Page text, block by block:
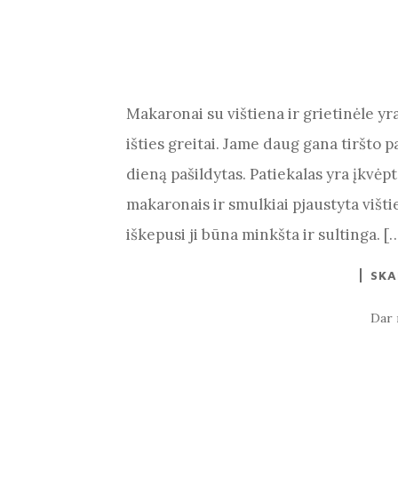
Makaronai su vištiena ir grietinėle
išties greitai. Jame daug gana tiršto
dieną pašildytas. Patiekalas yra
makaronais ir smulkiai pjaustyta
iškepusi ji būna minkšta ir sultinga.
Dar